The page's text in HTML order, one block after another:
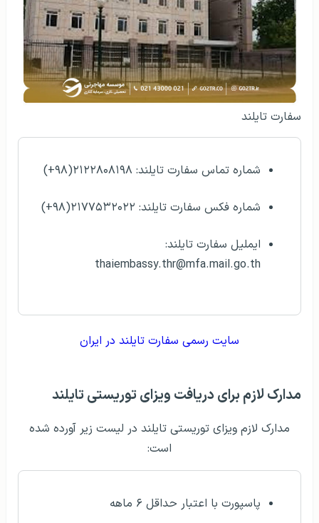
سفارت تایلند
شماره تماس سفارت تایلند: ۲۱۲۲۸۰۸۱۹۸(۹۸+)
شماره فکس سفارت تایلند: ۲۱۷۷۵۳۲۰۲۲(۹۸+)
ایملیل سفارت تایلند:
thaiembassy.thr@mfa.mail.go.th
سایت رسمی سفارت تایلند در ایران
مدارک لازم برای دریافت ویزای توریستی تایلند
مدارک لازم ویزای توریستی تایلند در لیست زیر آورده شده
است:
پاسپورت با اعتبار حداقل ۶ ماهه